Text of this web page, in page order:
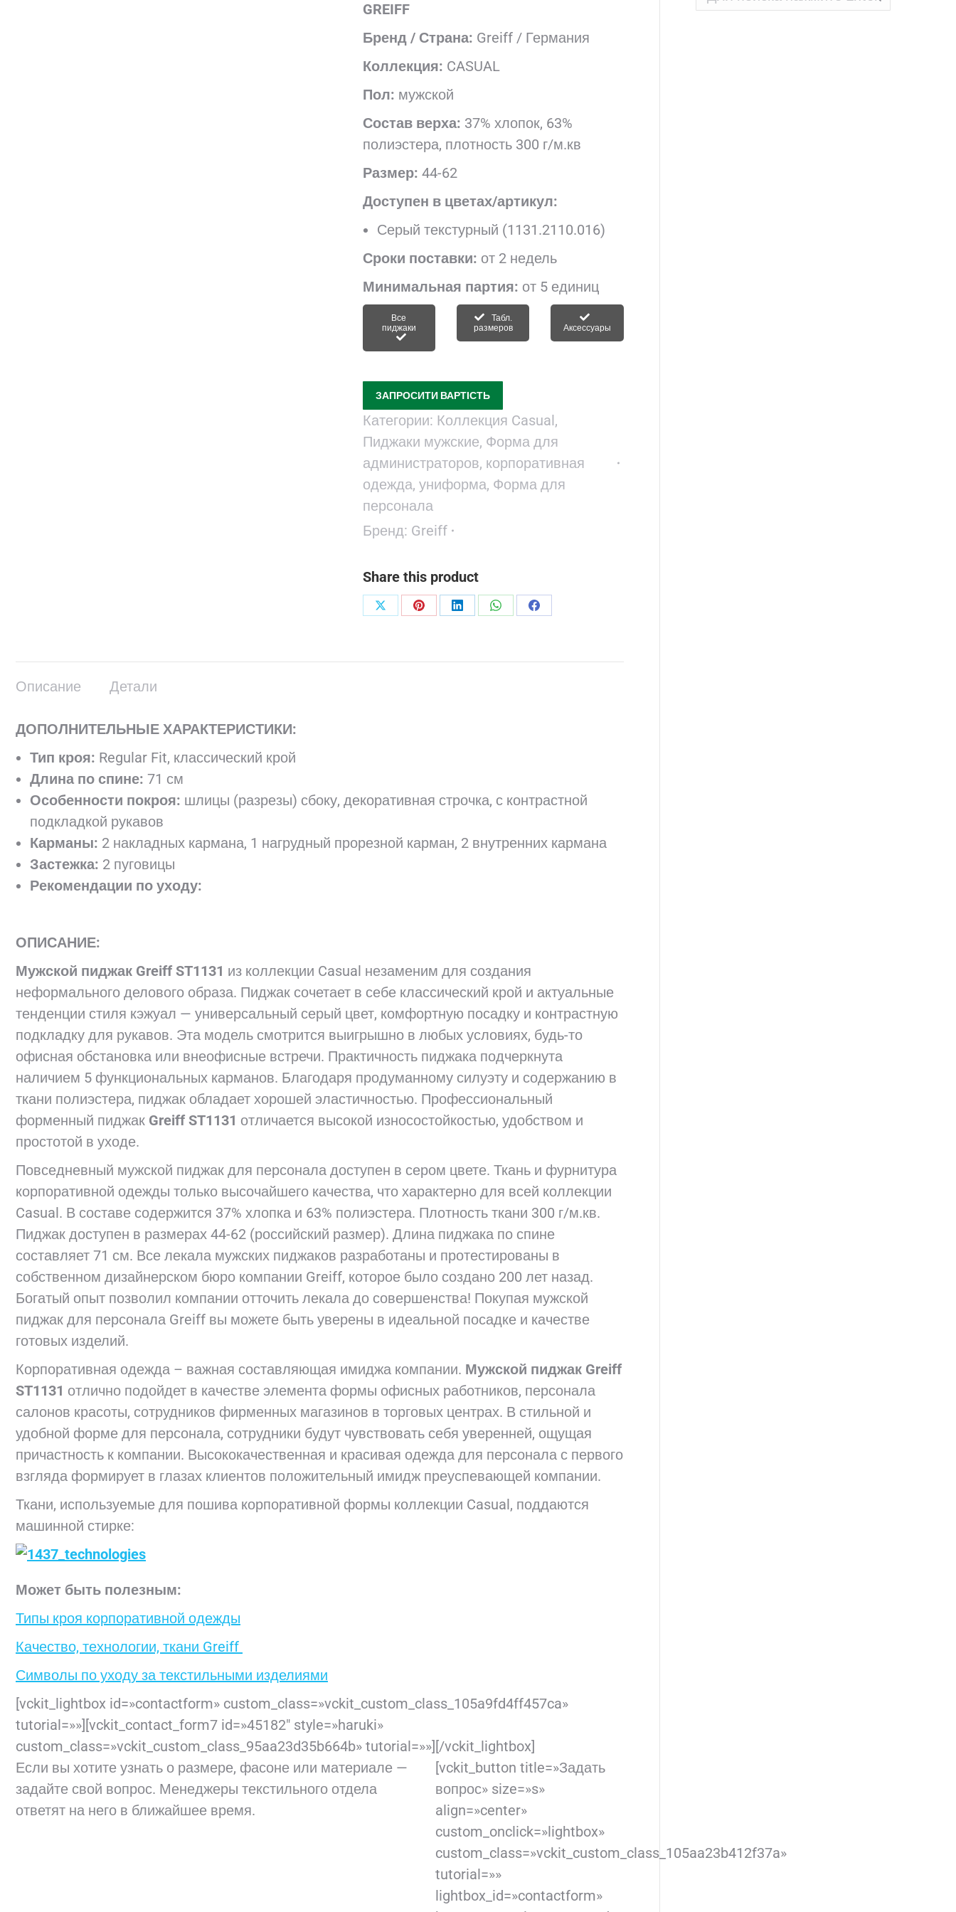
GREIFF
Бренд / Страна: Greiff / Германия
Коллекция: CASUAL
Пол: мужской
Состав верха: 37% хлопок, 63%
полиэстера, плотность 300 г/м.кв
Размер: 44-62
Доступен в цветах/артикул:
Серый текстурный (1131.2110.016)
Сроки поставки: от 2 недель
Минимальная партия: от 5 единиц
Все
пиджаки
Табл.
размеров
Аксессуары
ЗАПРОСИТИ ВАРТІСТЬ
Категории: Коллекция Casual,
Пиджаки мужские, Форма для
администраторов, корпоративная
одежда, униформа, Форма для
персонала
Бренд: Greiff
Share this product
ПоделитьсяПоделитьсяПоделитьсяПоделитьсяПоделиться
Описание Детали
ДОПОЛНИТЕЛЬНЫЕ ХАРАКТЕРИСТИКИ:
Тип кроя: Regular Fit, классический крой
Длина по спине: 71 см
Особенности покроя: шлицы (разрезы) сбоку, декоративная строчка, с контрастной
подкладкой рукавов
Карманы: 2 накладных кармана, 1 нагрудный прорезной карман, 2 внутренних кармана
Застежка: 2 пуговицы
Рекомендации по уходу:
ОПИСАНИЕ:
Мужской пиджак Greiff ST1131 из коллекции Casual незаменим для создания
неформального делового образа. Пиджак сочетает в себе классический крой и актуальные
тенденции стиля кэжуал — универсальный серый цвет, комфортную посадку и контрастную
подкладку для рукавов. Эта модель смотрится выигрышно в любых условиях, будь-то
офисная обстановка или внеофисные встречи. Практичность пиджака подчеркнута
наличием 5 функциональных карманов. Благодаря продуманному силуэту и содержанию в
ткани полиэстера, пиджак обладает хорошей эластичностью. Профессиональный
форменный пиджак Greiff ST1131 отличается высокой износостойкостью, удобством и
простотой в уходе.
Повседневный мужской пиджак для персонала доступен в сером цвете. Ткань и фурнитура
корпоративной одежды только высочайшего качества, что характерно для всей коллекции
Casual. В составе содержится 37% хлопка и 63% полиэстера. Плотность ткани 300 г/м.кв.
Пиджак доступен в размерах 44-62 (российский размер). Длина пиджака по спине
составляет 71 см. Все лекала мужских пиджаков разработаны и протестированы в
собственном дизайнерском бюро компании Greiff, которое было создано 200 лет назад.
Богатый опыт позволил компании отточить лекала до совершенства! Покупая мужской
пиджак для персонала Greiff вы можете быть уверены в идеальной посадке и качестве
готовых изделий.
Корпоративная одежда – важная составляющая имиджа компании. Мужской пиджак Greiff
ST1131 отлично подойдет в качестве элемента формы офисных работников, персонала
салонов красоты, сотрудников фирменных магазинов в торговых центрах. В стильной и
удобной форме для персонала, сотрудники будут чувствовать себя уверенней, ощущая
причастность к компании. Высококачественная и красивая одежда для персонала с первого
взгляда формирует в глазах клиентов положительный имидж преуспевающей компании.
Ткани, используемые для пошива корпоративной формы коллекции Casual, поддаются
машинной стирке:
Может быть полезным:
Типы кроя корпоративной одежды
Качество, технологии, ткани Greiff
Символы по уходу за текстильными изделиями
[vckit_lightbox id=»contactform» custom_class=»vckit_custom_class_105a9fd4ff457ca»
tutorial=»»][vckit_contact_form7 id=»45182″ style=»haruki»
custom_class=»vckit_custom_class_95aa23d35b664b» tutorial=»»][/vckit_lightbox]
Если вы хотите узнать о размере, фасоне или материале —
задайте свой вопрос. Менеджеры текстильного отдела
ответят на него в ближайшее время.
[vckit_button title=»Задать
вопрос» size=»s»
align=»center»
custom_onclick=»lightbox»
custom_class=»vckit_custom_class_105aa23b412f37a»
tutorial=»»
lightbox_id=»contactform»